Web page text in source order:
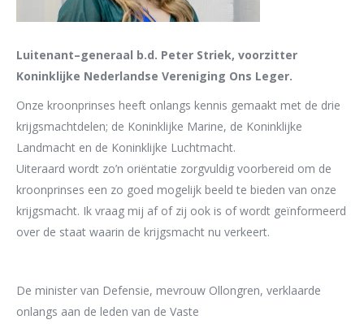
Luitenant–generaal b.d. Peter Striek, voorzitter
Koninklijke Nederlandse Vereniging Ons Leger.
Onze kroonprinses heeft onlangs kennis gemaakt met de drie
krijgsmachtdelen; de Koninklijke Marine, de Koninklijke
Landmacht en de Koninklijke Luchtmacht.
Uiteraard wordt zo’n oriëntatie zorgvuldig voorbereid om de
kroonprinses een zo goed mogelijk beeld te bieden van onze
krijgsmacht. Ik vraag mij af of zij ook is of wordt geïnformeerd
over de staat waarin de krijgsmacht nu verkeert.
De minister van Defensie, mevrouw Ollongren, verklaarde
onlangs aan de leden van de Vaste